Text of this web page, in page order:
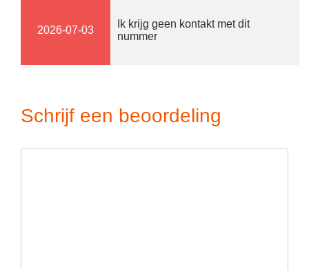
2026-07-03
Ik krijg geen kontakt met dit
nummer
Schrijf een beoordeling